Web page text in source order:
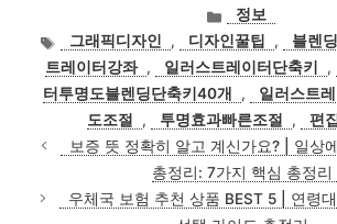
카
테
고
리
정보
태
그
그래픽디자인 , 디자인꿀팁 , 블렌
트레이터강좌 , 일러스트레이터단축키 ,
터투명도블렌딩단축키40개
, 일러스트
도조절
, 투명효과빠른조절 ,
편
보증 뜻 정확히 알고 계신가요? | 일상
총정리: 7가지 핵심 총정리
우체국 보험 추천 상품 BEST 5 | 연령